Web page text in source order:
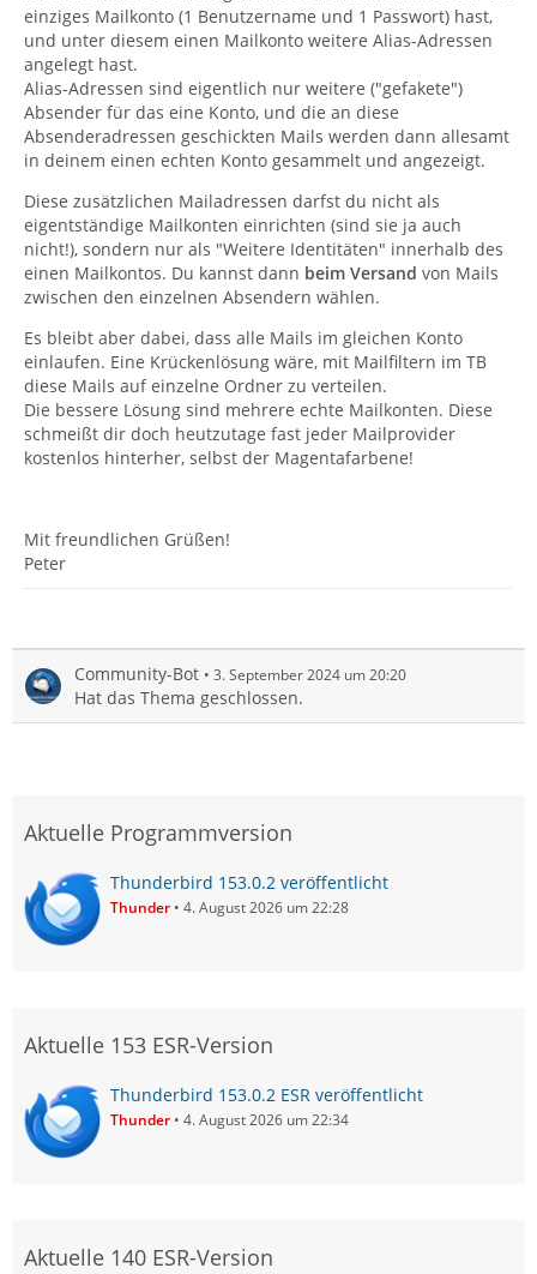
einziges Mailkonto (1 Benutzername und 1 Passwort) hast,
und unter diesem einen Mailkonto weitere Alias-Adressen
angelegt hast.
Alias-Adressen sind eigentlich nur weitere ("gefakete")
Absender für das eine Konto, und die an diese
Absenderadressen geschickten Mails werden dann allesamt
in deinem einen echten Konto gesammelt und angezeigt.
Diese zusätzlichen Mailadressen darfst du nicht als
eigentständige Mailkonten einrichten (sind sie ja auch
nicht!), sondern nur als "Weitere Identitäten" innerhalb des
einen Mailkontos. Du kannst dann beim Versand von Mails
zwischen den einzelnen Absendern wählen.
Es bleibt aber dabei, dass alle Mails im gleichen Konto
einlaufen. Eine Krückenlösung wäre, mit Mailfiltern im TB
diese Mails auf einzelne Ordner zu verteilen.
Die bessere Lösung sind mehrere echte Mailkonten. Diese
schmeißt dir doch heutzutage fast jeder Mailprovider
kostenlos hinterher, selbst der Magentafarbene!
Mit freundlichen Grüßen!
Peter
Community-Bot 3. September 2024 um 20:20
Hat das Thema geschlossen.
Aktuelle Programmversion
Thunderbird 153.0.2 veröffentlicht
Thunder 4. August 2026 um 22:28
Aktuelle 153 ESR-Version
Thunderbird 153.0.2 ESR veröffentlicht
Thunder 4. August 2026 um 22:34
Aktuelle 140 ESR-Version